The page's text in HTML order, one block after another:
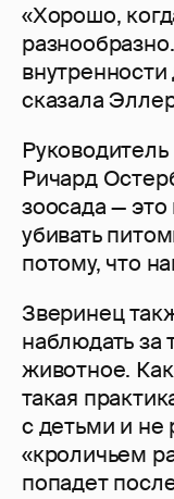
«Хорошо,
сказала
Руководитель
Ричард
зоосада —
убивать
потому, что
Зверинец
наблюдать за
животное.
такая
с детьми и не
«кроличьем
попадет